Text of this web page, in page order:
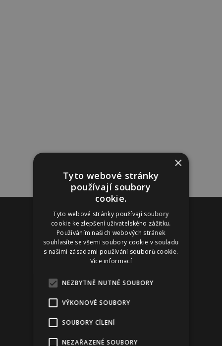
×
Tyto webové stránky
používají soubory
cookie.
Tyto webové stránky používají soubory
cookie ke zlepšení uživatelského zážitku.
Používáním našich webových stránek
souhlasíte se všemi soubory cookie v souladu
s našimi zásadami používání souborů cookie.
Více informací
NEZBYTNĚ NUTNÉ SOUBORY
VÝKONOVÉ SOUBORY
SOUBORY CÍLENÍ
NEZAŘAZENÉ SOUBORY